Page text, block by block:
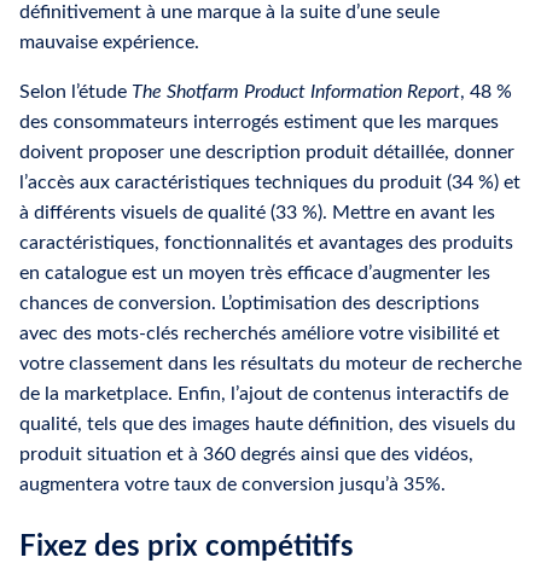
définitivement à une marque à la suite d’une seule
mauvaise expérience.
Selon l’étude The Shotfarm Product Information Report, 48 %
des consommateurs interrogés estiment que les marques
doivent proposer une description produit détaillée, donner
l’accès aux caractéristiques techniques du produit (34 %) et
à différents visuels de qualité (33 %). Mettre en avant les
caractéristiques, fonctionnalités et avantages des produits
en catalogue est un moyen très efficace d’augmenter les
chances de conversion. L’optimisation des descriptions
avec des mots-clés recherchés améliore votre visibilité et
votre classement dans les résultats du moteur de recherche
de la marketplace. Enfin, l’ajout de contenus interactifs de
qualité, tels que des images haute définition, des visuels du
produit situation et à 360 degrés ainsi que des vidéos,
augmentera votre taux de conversion jusqu’à 35%.
Fixez des prix compétitifs